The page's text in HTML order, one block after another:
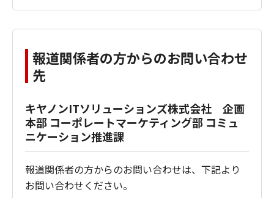
報道関係者の方からのお問い合わせ
先
キヤノンITソリューションズ株式会社 企画
本部 コーポレートマーケティング部 コミュ
ニケーション推進課
報道関係者の方からのお問い合わせは、下記より
お問い合わせください。